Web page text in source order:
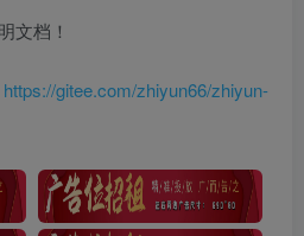
文档！
https://gitee.com/zhiyun66/zhiyun-